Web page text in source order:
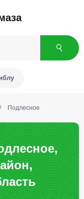
/ Подлесное